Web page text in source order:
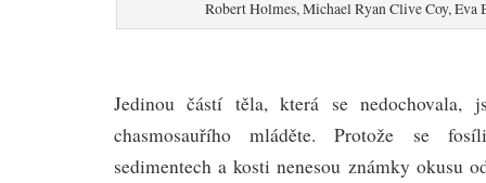
Robert Holmes, Michael Ryan Clive Coy, Eva
Jedinou částí těla, která se nedochovala,
chasmosauřího mláděte. Protože se
sedimentech a kosti nenesou známky okusu